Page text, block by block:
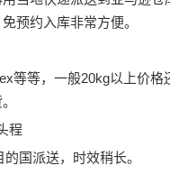
预约入库非常方便。
等等，一般20kg以上价格
程
国派送，时效稍长。